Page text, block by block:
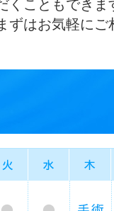
くこともできま
ずはお気軽に